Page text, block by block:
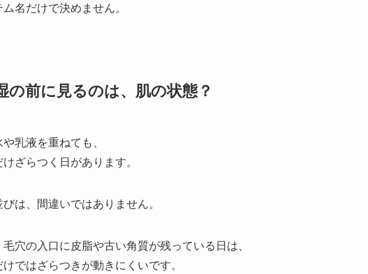
ム名だけで決めません。
の前に見るのは、肌の状態？
乳液を重ねても、
ざらつく日があります。
びは、間違いではありません。
毛穴の入口に皮脂や古い角質が残っている日は、
けではざらつきが動きにくいです。